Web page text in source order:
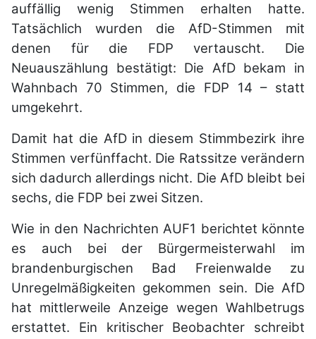
auffällig wenig Stimmen erhalten hatte.
Tatsächlich wurden die AfD-Stimmen mit
denen für die FDP vertauscht. Die
Neuauszählung bestätigt: Die AfD bekam in
Wahnbach 70 Stimmen, die FDP 14 – statt
umgekehrt.
Damit hat die AfD in diesem Stimmbezirk ihre
Stimmen verfünffacht. Die Ratssitze verändern
sich dadurch allerdings nicht. Die AfD bleibt bei
sechs, die FDP bei zwei Sitzen.
Wie in den Nachrichten AUF1 berichtet könnte
es auch bei der Bürgermeisterwahl im
brandenburgischen Bad Freienwalde zu
Unregelmäßigkeiten gekommen sein. Die AfD
hat mittlerweile Anzeige wegen Wahlbetrugs
erstattet. Ein kritischer Beobachter schreibt